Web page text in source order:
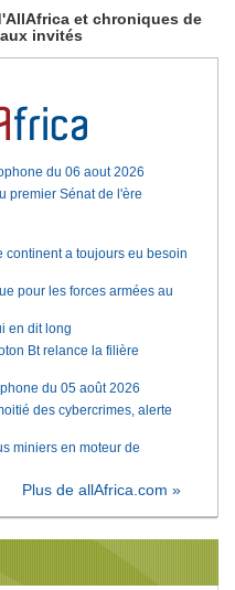
et chroniques de
invités
du 06 aout 2026
premier Sénat de l'ère
continent a toujours eu besoin
pour les forces armées au
en dit long
Bt relance la filière
du 05 août 2026
des cybercrimes, alerte
miniers en moteur de
Plus de allAfrica.com »